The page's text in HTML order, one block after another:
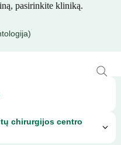
pasirinkite kliniką.
chirurgijos centro